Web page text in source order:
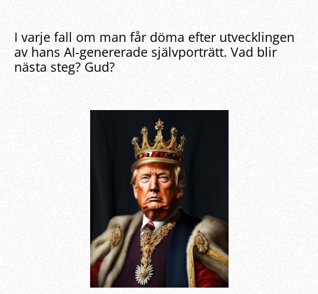
I varje fall om man får döma efter utvecklingen
av hans AI-genererade självporträtt. Vad blir
nästa steg? Gud?